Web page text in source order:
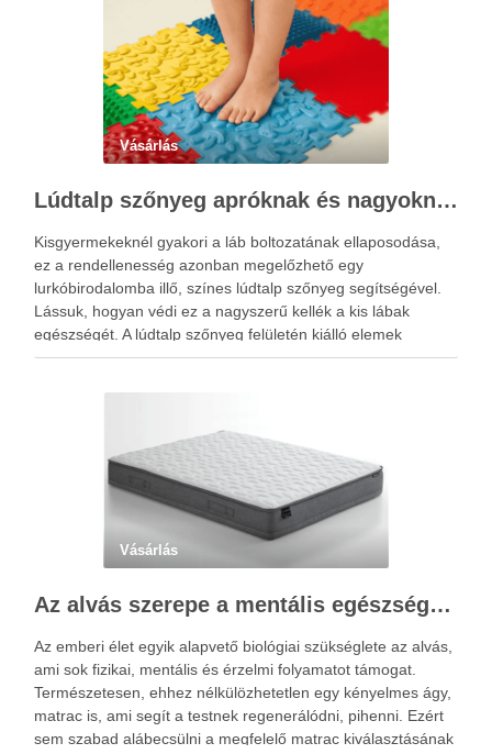
Vásárlás
Lúdtalp szőnyeg apróknak és nagyoknak
Kisgyermekeknél gyakori a láb boltozatának ellaposodása,
ez a rendellenesség azonban megelőzhető egy
lurkóbirodalomba illő, színes lúdtalp szőnyeg segítségével.
Lássuk, hogyan védi ez a nagyszerű kellék a kis lábak
egészségét. A lúdtalp szőnyeg felületén kiálló elemek
sokasága található, amelyek speciális alakzatjuknak és
Vásárlás
Az alvás szerepe a mentális egészségben: Hogyan segíthet egy jó matrac?
Az emberi élet egyik alapvető biológiai szükséglete az alvás,
ami sok fizikai, mentális és érzelmi folyamatot támogat.
Természetesen, ehhez nélkülözhetetlen egy kényelmes ágy,
matrac is, ami segít a testnek regenerálódni, pihenni. Ezért
sem szabad alábecsülni a megfelelő matrac kiválasztásának